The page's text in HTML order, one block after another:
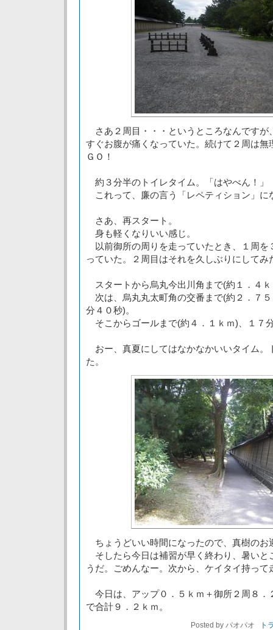
さあ２周目・・・というところなんですが
すぐお腹が痛くなっていた。続けて２周は無
ＧＯ！
約３分半のトイレタイム。「はやべん！」
これって、廉の言う「レペティション」に
さあ、再スタート。
身も軽くなりいい感じ。
以前御所の周りを走っていたとき、１周を
っていた。２周目はそれを久しぶりにしてみ
スタートから烏丸今出川角まで(約１．４
次は、烏丸丸太町角の交番まで(約２．７
分４０秒)。
そこからゴールまで(約４．１ｋｍ)、１７
おー、真夏にしてはなかなかいいタイム。
た。
ちょうどいい時間になったので、真樹のお
そしたら今日は補習が早く終わり、暑いと
うだ。ごめんなー。次から、ケイタイ持って
今日は、アップ０．５ｋｍ＋御所２周８．
で合計９．２ｋｍ。
Posted by パオパオ ト